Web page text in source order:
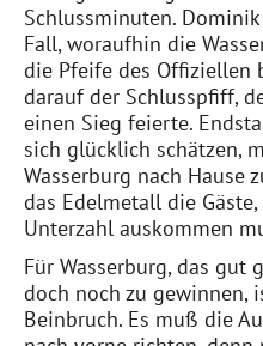
Schlussminuten.
Fall, woraufhin die
die Pfeife des Offiziellen
darauf der Schlusspfiff,
einen Sieg feierte.
sich glücklich schätzen,
Wasserburg nach Hause
das Edelmetall die
Unterzahl auskommen
Für Wasserburg, das gut
doch noch zu gewinnen,
Beinbruch. Es muß die